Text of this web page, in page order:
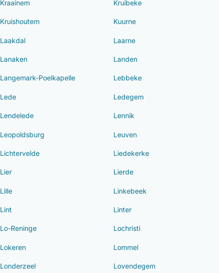
Kraainem Kruibeke
Kruishoutem Kuurne
Laakdal Laarne
Lanaken Landen
Langemark-Poelkapelle Lebbeke
Lede Ledegem
Lendelede Lennik
Leopoldsburg Leuven
Lichtervelde Liedekerke
Lier Lierde
Lille Linkebeek
Lint Linter
Lo-Reninge Lochristi
Lokeren Lommel
Londerzeel Lovendegem